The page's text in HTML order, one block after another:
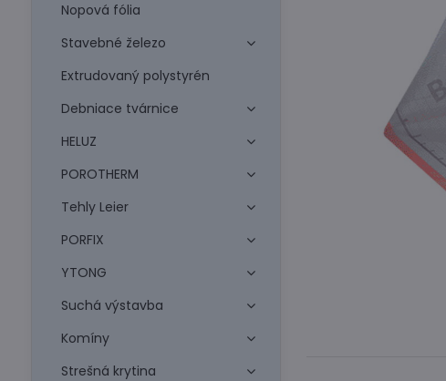
Nopová fólia
Stavebné železo
Extrudovaný polystyrén
Debniace tvárnice
HELUZ
POROTHERM
Tehly Leier
PORFIX
YTONG
Suchá výstavba
Komíny
Strešná krytina